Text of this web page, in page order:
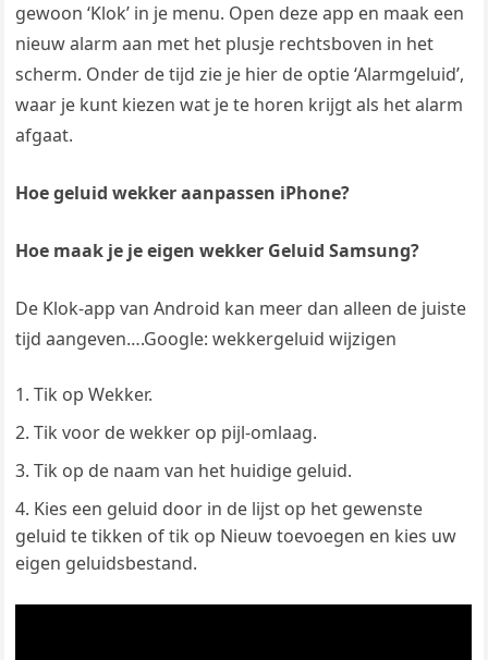
gewoon ‘Klok’ in je menu. Open deze app en maak een
nieuw alarm aan met het plusje rechtsboven in het
scherm. Onder de tijd zie je hier de optie ‘Alarmgeluid’,
waar je kunt kiezen wat je te horen krijgt als het alarm
afgaat.
Hoe geluid wekker aanpassen iPhone?
Hoe maak je je eigen wekker Geluid Samsung?
De Klok-app van Android kan meer dan alleen de juiste
tijd aangeven….Google: wekkergeluid wijzigen
Tik op Wekker.
Tik voor de wekker op pijl-omlaag.
Tik op de naam van het huidige geluid.
Kies een geluid door in de lijst op het gewenste
geluid te tikken of tik op Nieuw toevoegen en kies uw
eigen geluidsbestand.